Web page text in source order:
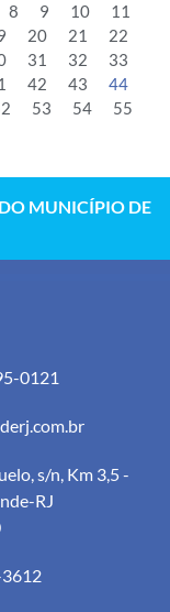
8 9 10
11
20 21
22
31 32
33
42 43
44
53 54
55
MUNICÍPIO DE
0121
s/n, Km 3,5 -
RJ